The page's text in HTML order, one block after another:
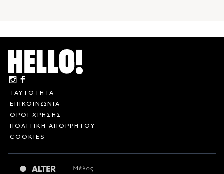
ΤΑΥΤΟΤΗΤΑ
ΕΠΙΚΟΙΝΩΝΙΑ
ΟΡΟΙ ΧΡΗΣΗΣ
ΠΟΛΙΤΙΚΗ ΑΠΟΡΡΗΤΟΥ
COOKIES